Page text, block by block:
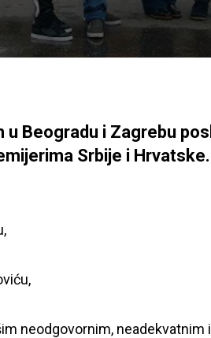
u Beogradu i Zagrebu
Srbije i
neodgovornim, neadekvatnim